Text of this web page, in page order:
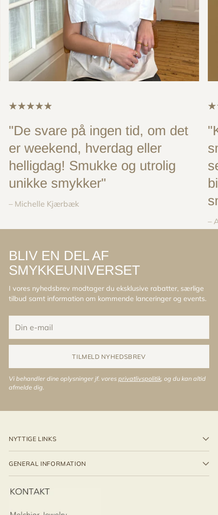
"De svare på ingen tid, om det
er weekend, hverdag eller
helligdag! Smukke og utrolig
unikke smykker"
– Michelle Kjærbæk
–
BLIV EN DEL AF
SMYKKEUNIVERSET
I vores nyhedsbrev modtager du eksklusive rabatter, særlige
tilbud samt information om kommende lanceringer og events.
e-
mail
TILMELD NYHEDSBREV
Vi behandler dine oplysninger jf. voresprivatlivspolitik , og du kan altid
afmelde dig.
NYTTIGE LINKS
GENERAL INFORMATION